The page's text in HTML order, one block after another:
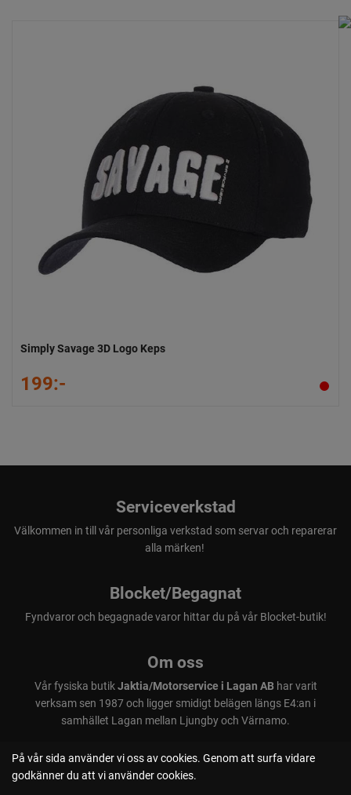
Simply Savage 3D Logo Keps
199:-
Serviceverkstad
Välkommen in till vår personliga verkstad som servar och reparerar
alla märken!
Blocket/Begagnat
Fyndvaror och begagnade varor hittar du på vår Blocket-butik!
Om oss
Vår fysiska butikJaktia/Motorservice i Lagan ABhar varit
verksam sen 1987 och ligger smidigt belägen längs E4:an i
samhället Lagan mellan Ljungby och Värnamo.
På vår sida använder vi oss av cookies. Genom att surfa vidare
godkänner du att vi använder cookies.